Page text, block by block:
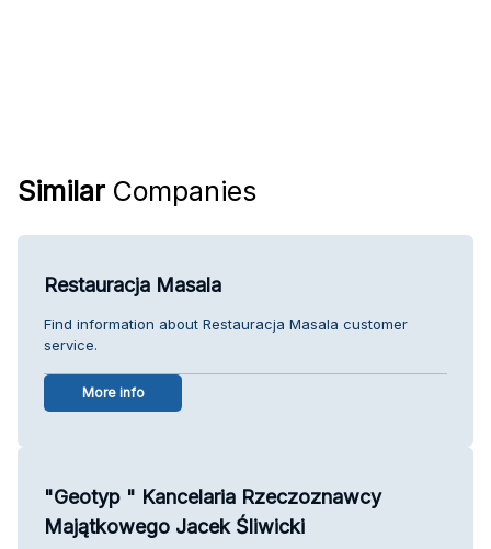
Similar Companies
Restauracja Masala
Find information about Restauracja Masala customer
service.
More info
"Geotyp " Kancelaria Rzeczoznawcy
Majątkowego Jacek Śliwicki